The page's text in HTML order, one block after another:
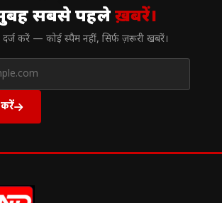
सबसे पहलेख़बरें।
करें — कोई स्पैम नहीं, सिर्फ ज़रूरी खबरें।
करें